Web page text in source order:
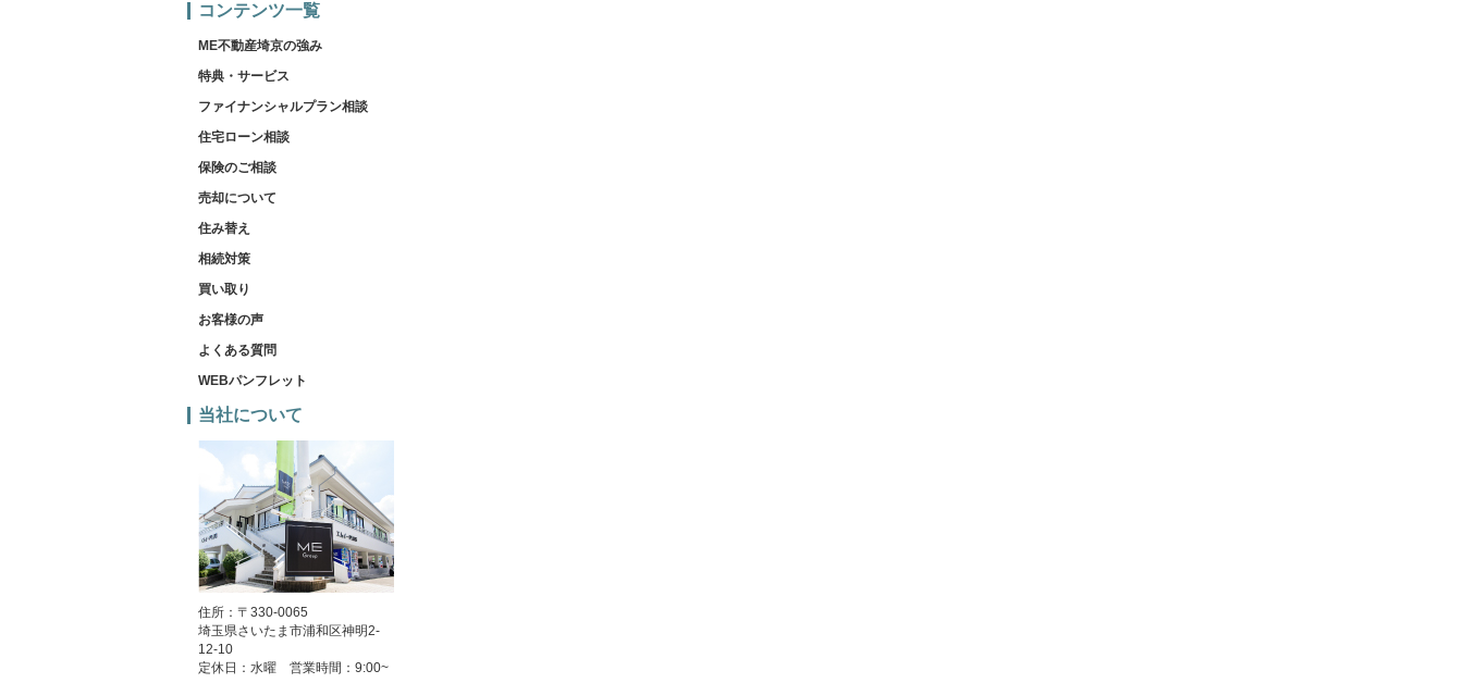
コンテンツ一覧
ME不動産埼京の強み
特典・サービス
ファイナンシャルプラン相談
住宅ローン相談
保険のご相談
売却について
住み替え
相続対策
買い取り
お客様の声
よくある質問
WEBパンフレット
当社について
住所：〒330-0065
埼玉県さいたま市浦和区神明2-
12-10
定休日：水曜 営業時間：9:00~